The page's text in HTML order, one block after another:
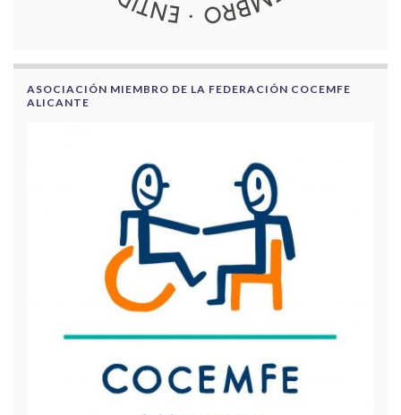
ASOCIACIÓN MIEMBRO DE LA FEDERACIÓN COCEMFE
ALICANTE